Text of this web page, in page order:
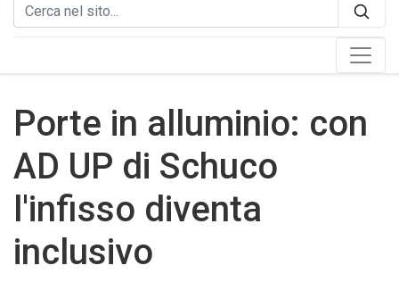
Porte in alluminio: con
AD UP di Schuco
l'infisso diventa
inclusivo